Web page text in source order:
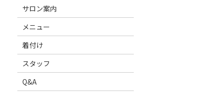
サロン案内
メニュー
着付け
スタッフ
Q&A